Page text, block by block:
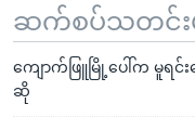
ဆက်စပ်သတင်းမ
ကျောက်ဖြူမြို့ပေါ်က မူရင်
ဆို